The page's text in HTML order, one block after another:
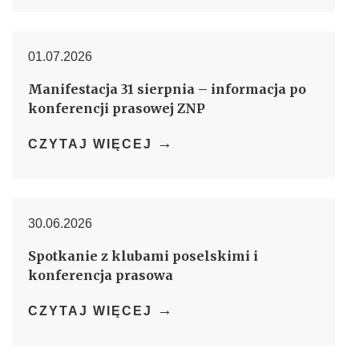
01.07.2026
Manifestacja 31 sierpnia – informacja po
konferencji prasowej ZNP
CZYTAJ WIĘCEJ →
30.06.2026
Spotkanie z klubami poselskimi i
konferencja prasowa
CZYTAJ WIĘCEJ →